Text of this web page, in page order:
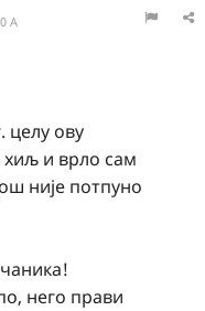
A
целу ову
хиљ и врло сам
није потпуно
него прави